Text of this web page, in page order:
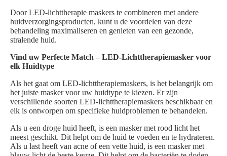
Door LED-lichttherapie maskers te combineren met andere
huidverzorgingsproducten, kunt u de voordelen van deze
behandeling maximaliseren en genieten van een gezonde,
stralende huid.
Vind uw Perfecte Match – LED-Lichttherapiemasker voor
elk Huidtype
Als het gaat om LED-lichttherapiemaskers, is het belangrijk om
het juiste masker voor uw huidtype te kiezen. Er zijn
verschillende soorten LED-lichttherapiemaskers beschikbaar en
elk is ontworpen om specifieke huidproblemen te behandelen.
Als u een droge huid heeft, is een masker met rood licht het
meest geschikt. Dit helpt om de huid te voeden en te hydrateren.
Als u last heeft van acne of een vette huid, is een masker met